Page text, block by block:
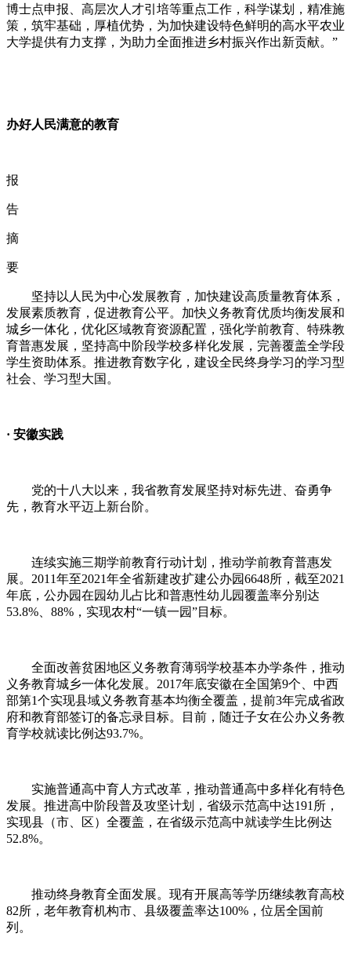
博士点申报、高层次人才引培等重点工作，科学谋划，精准施
策，筑牢基础，厚植优势，为加快建设特色鲜明的高水平农业
大学提供有力支撑，为助力全面推进乡村振兴作出新贡献。 ”
办好人民满意的教育
报
告
摘
要
坚持以人民为中心发展教育，加快建设高质量教育体系，
发展素质教育，促进教育公平。加快义务教育优质均衡发展和
城乡一体化，优化区域教育资源配置，强化学前教育、特殊教
育普惠发展，坚持高中阶段学校多样化发展，完善覆盖全学段
学生资助体系。推进教育数字化，建设全民终身学习的学习型
社会、学习型大国。
· 安徽实践
党的十八大以来，我省教育发展坚持对标先进、奋勇争
先，教育水平迈上新台阶。
连续实施三期学前教育行动计划，推动学前教育普惠发
展。 2011年至2021年全省新建改扩建公办园6648所，截至2021
年底，公办园在园幼儿占比和普惠性幼儿园覆盖率分别达
53.8%
88% ，实现农村“一镇一园”目标。
全面改善贫困地区义务教育薄弱学校基本办学条件，推动
义务教育城乡一体化发展。 2017年底安徽在全国第9个、中西
部第1个实现县域义务教育基本均衡全覆盖，提前3年完成省政
府和教育部签订的备忘录目标。目前，随迁子女在公办义务教
育学校就读比例达93.7%。
实施普通高中育人方式改革，推动普通高中多样化有特色
发展。推进高中阶段普及攻坚计划，省级示范高中达191 所，
实现县（市、区）全覆盖，在省级示范高中就读学生比例达
52.8%。
推动终身教育全面发展。现有开展高等学历继续教育高校
82所，老年教育机构市、县级覆盖率达100% ，位居全国前
列。